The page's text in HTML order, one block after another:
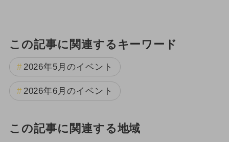
この記事に関連するキーワード
2026年5月のイベント
2026年6月のイベント
この記事に関連する地域